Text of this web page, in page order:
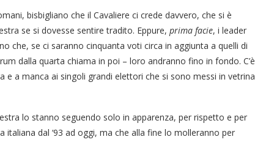
bisbigliano che il Cavaliere ci crede davvero, che si è
se si dovesse sentire tradito. Eppure, prima facie, i leader
che, se ci saranno cinquanta voti circa in aggiunta a quelli di
dalla quarta chiama in poi – loro andranno fino in fondo. C’è
a manca ai singoli grandi elettori che si sono messi in vetrina
lo stanno seguendo solo in apparenza, per rispetto e per
dal ‘93 ad oggi, ma che alla fine lo molleranno per